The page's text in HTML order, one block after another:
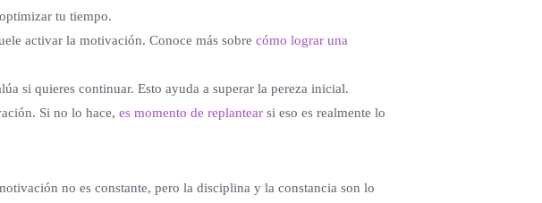
tu tiempo.
activar la motivación. Conoce más sobre cómo lograr una
si quieres continuar. Esto ayuda a superar la pereza inicial.
Si no lo hace, es momento de replantear si eso es realmente lo
no es constante, pero la disciplina y la constancia son lo